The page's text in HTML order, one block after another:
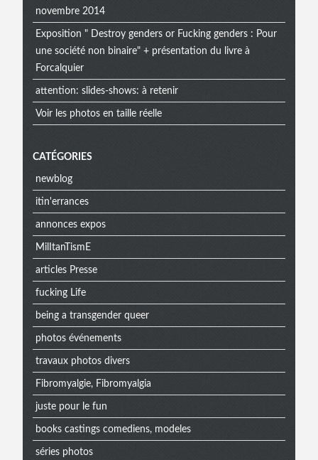
novembre 2014
Exposition " Destroy genders or Fucking genders : Pour
une société non binaire" + présentation du livre à
Forcalquier
attention: slides-shows: à retenir
Voir les photos en taille réelle
CATÉGORIES
newblog
itin'errances
annonces expos
MilItanTismE
articles Presse
fucking Life
being a transgender queer
photos événements
travaux photos divers
Fibromyalgie, Fibromyalgia
juste pour le fun
books castings comediens, modeles
séries photos